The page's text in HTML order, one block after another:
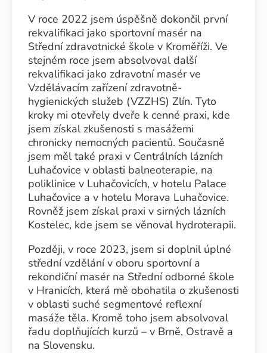
V roce 2022 jsem úspěšně dokončil první
rekvalifikaci jako sportovní masér na
Střední zdravotnické škole v Kroměříži. Ve
stejném roce jsem absolvoval další
rekvalifikaci jako zdravotní masér ve
Vzdělávacím zařízení zdravotně-
hygienických služeb (VZZHS) Zlín. Tyto
kroky mi otevřely dveře k cenné praxi, kde
jsem získal zkušenosti s masážemi
chronicky nemocných pacientů. Současně
jsem měl také praxi v Centrálních lázních
Luhačovice v oblasti balneoterapie, na
poliklinice v Luhačovicích, v hotelu Palace
Luhačovice a v hotelu Morava Luhačovice.
Rovněž jsem získal praxi v sirných lázních
Kostelec, kde jsem se věnoval hydroterapii.
Později, v roce 2023, jsem si doplnil úplné
střední vzdělání v oboru sportovní a
rekondiční masér na Střední odborné škole
v Hranicích, která mě obohatila o zkušenosti
v oblasti suché segmentové reflexní
masáže těla. Kromě toho jsem absolvoval
řadu doplňujících kurzů – v Brně, Ostravě a
na Slovensku.